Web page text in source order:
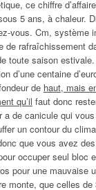
ce chiffre
5 ans, à chaleur.
vous. Cm, système
de rafraîchissement
toute saison
d’une centaine
de haut, mais
qu’il faut donc
a de canicule qui
un contour du
que vous avez
occuper seul bloc
pour une mauvaise
monte, que celles